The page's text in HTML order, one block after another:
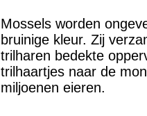
Mossels worden
bruinige kleur. Zij
trilharen bedekte
trilhaartjes naar de
miljoenen eieren.